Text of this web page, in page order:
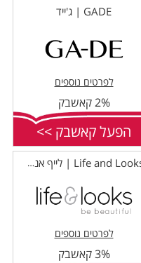
GADE | ג'ייד
לפרטים נוספים
2% קאשבק
הפעל קאשבק >>
Life and Looks | לייף אנד לוקס
לפרטים נוספים
3% קאשבק